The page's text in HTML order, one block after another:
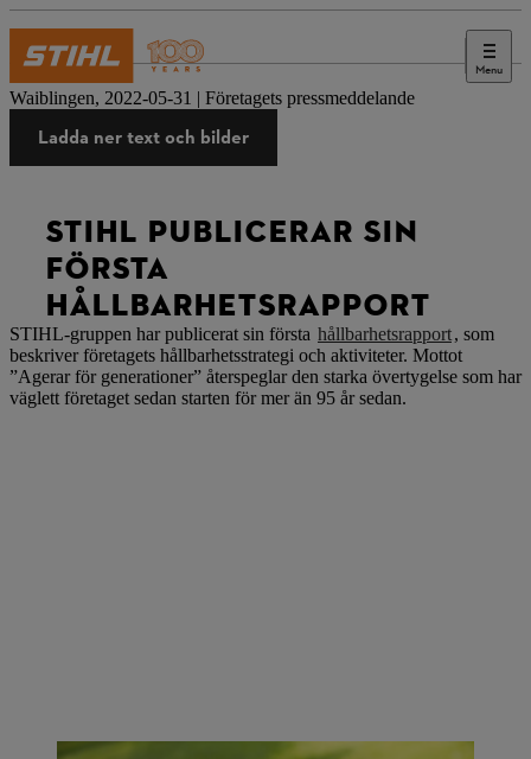
Menu
Press
Waiblingen, 2022-05-31 | Företagets pressmeddelande
Ladda ner text och bilder
STIHL PUBLICERAR SIN
FÖRSTA
HÅLLBARHETSRAPPORT
STIHL-gruppen har publicerat sin första hållbarhetsrapport, som
beskriver företagets hållbarhetsstrategi och aktiviteter. Mottot
”Agerar för generationer” återspeglar den starka övertygelse som har
väglett företaget sedan starten för mer än 95 år sedan.